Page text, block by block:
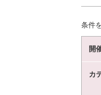
条件
開
カ